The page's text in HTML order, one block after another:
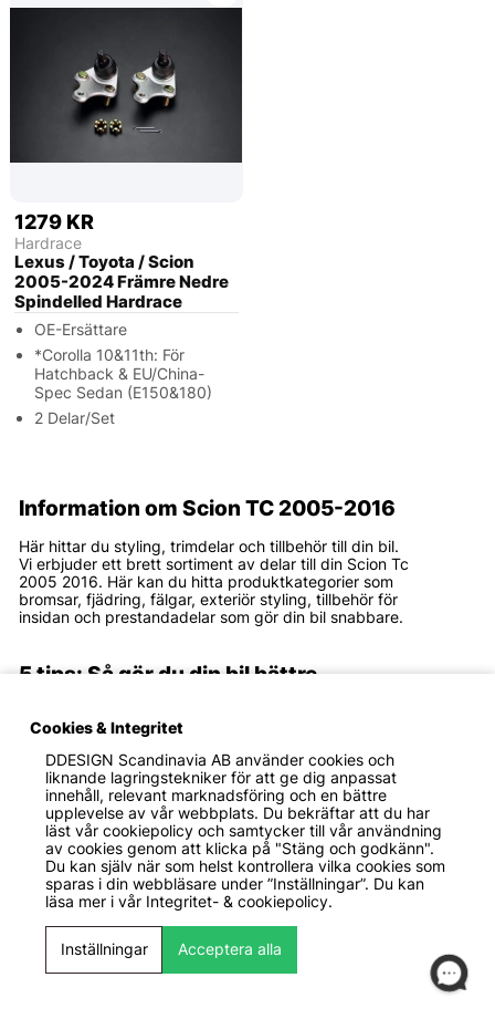
1279 KR
Hardrace
Lexus / Toyota / Scion
2005-2024 Främre Nedre
Spindelled Hardrace
OE-Ersättare
*Corolla 10&11th: För
Hatchback & EU/China-
Spec Sedan (E150&180)
2 Delar/Set
Information om Scion TC 2005-2016
Här hittar du styling, trimdelar och tillbehör till din bil.
Vi erbjuder ett brett sortiment av delar till din Scion Tc
2005 2016. Här kan du hitta produktkategorier som
bromsar, fjädring, fälgar, exteriör styling, tillbehör för
insidan och prestandadelar som gör din bil snabbare.
5 tips: Så gör du din bil bättre
2005 2016?
Spoilerkit. En enkel och prisvärd uppgradering
som verkligen lyfter utsidan på din bil. Ett
läppkit från t.ex Maxton Design bygger ned lite,
vilket gör att bilen ser lägre ut.
Spacers. Att flytta ut dina fälgar och däck gör
att bilen ser bredare ut. Det ser även ut som
hjulen sitter bättre på bilen vilket förhöjer
utseendet direkt.
Bromsbelägg. Att byta till sportigare
bromsklossar gör inte bara skillnad i känslan och
bromsverkan, utan köper du ett par keramiska
Cookies & Integritet
DDESIGN Scandinavia ABanvänder cookies och
liknande lagringstekniker för att ge dig anpassat
innehåll, relevant marknadsföring och en bättre
upplevelse av vår webbplats. Du bekräftar att du har
läst vår cookiepolicy och samtycker till vår användning
av cookies genom att klicka på "Stäng och godkänn".
Du kan själv när som helst kontrollera vilka cookies som
sparas i din webbläsare under ”Inställningar”. Du kan
läsa mer i vår Integritet- & cookiepolicy.
Inställningar Acceptera alla